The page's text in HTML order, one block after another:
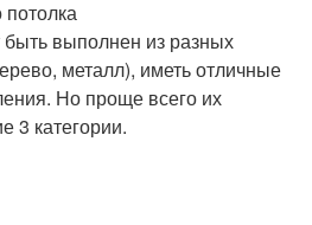
выполнен из разных
металл), иметь отличные
Но проще всего их
3 категории.